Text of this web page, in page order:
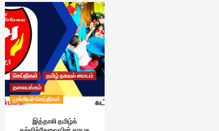
செய்திகள்
தமிழ் தகவல் மையம்
தலையங்கம்
முக்கியச் செய்திகள்
இத்தாலி தமிழ்க்